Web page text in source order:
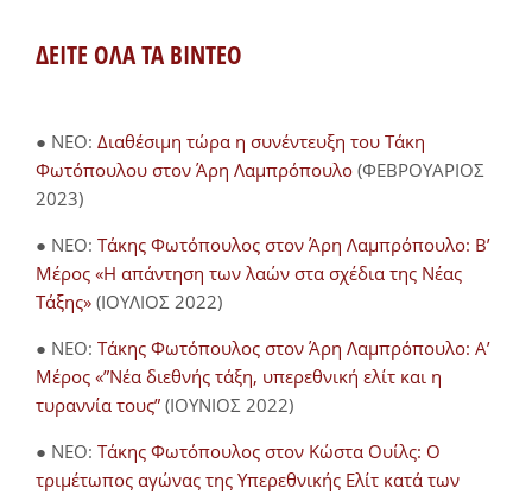
ΔΕΙΤΕ ΟΛΑ ΤΑ ΒΙΝΤΕΟ
● NEO: Διαθέσιμη τώρα η συνέντευξη του Τάκη
Φωτόπουλου στον Άρη Λαμπρόπουλο (ΦΕΒΡΟΥΑΡΙΟΣ
2023)
● NEO: Τάκης Φωτόπουλος στον Άρη Λαμπρόπουλο: Β’
Μέρος «Η απάντηση των λαών στα σχέδια της Νέας
Τάξης» (ΙΟΥΛΙΟΣ 2022)
● NEO: Τάκης Φωτόπουλος στον Άρη Λαμπρόπουλο: Α’
Μέρος «”Νέα διεθνής τάξη, υπερεθνική ελίτ και η
τυραννία τους” (ΙΟΥΝΙΟΣ 2022)
● NEO: Τάκης Φωτόπουλος στον Κώστα Ουίλς: Ο
τριμέτωπος αγώνας της Υπερεθνικής Ελίτ κατά των